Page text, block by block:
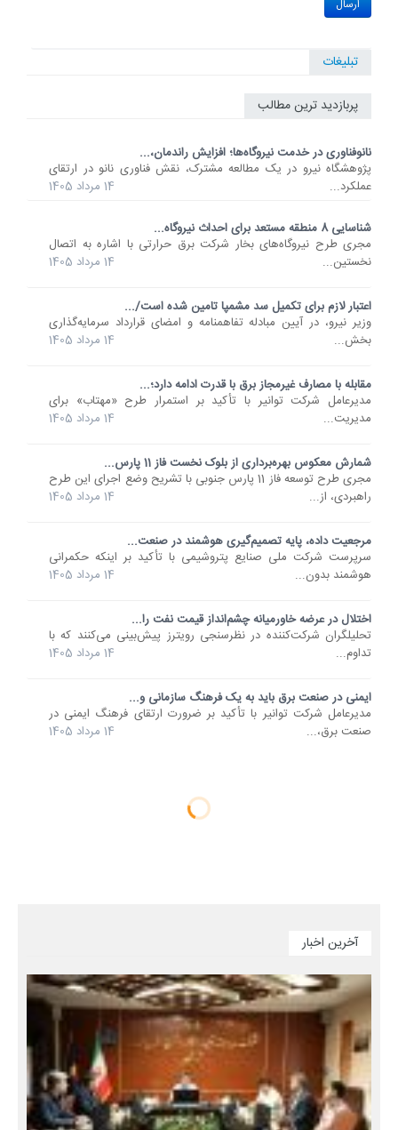
تبلیغات
پربازدید ترین مطالب
نانوفناوری در خدمت نیروگاه‌ها؛ افزایش راندمان،...
پژوهشگاه نیرو در یک مطالعه مشترک، نقش فناوری نانو در ارتقای
عملکرد...
14 مرداد 1405
شناسایی 8 منطقه مستعد برای احداث نیروگاه...
مجری طرح نیروگاه‌های بخار شرکت برق حرارتی با اشاره به اتصال
نخستین...
14 مرداد 1405
اعتبار لازم برای تکمیل سد مشمپا تامین شده است/...
وزیر نیرو، در آیین مبادله تفاهمنامه و امضای قرارداد سرمایه‌گذاری
بخش...
14 مرداد 1405
مقابله با مصارف غیرمجاز برق با قدرت ادامه دارد؛...
مدیرعامل شرکت توانیر با تأکید بر استمرار طرح «مهتاب» برای
مدیریت...
14 مرداد 1405
شمارش معکوس بهره‌برداری از بلوک نخست فاز 11 پارس...
مجری طرح توسعه فاز 11 پارس جنوبی با تشریح وضع اجرای این طرح
راهبردی، از...
14 مرداد 1405
مرجعیت داده، پایه تصمیم‌گیری‌ هوشمند در صنعت...
سرپرست شرکت ملی صنایع پتروشیمی با تأکید بر اینکه حکمرانی
هوشمند بدون...
14 مرداد 1405
اختلال در عرضه خاورمیانه چشم‌انداز قیمت نفت را...
تحلیلگران شرکت‌کننده در نظرسنجی رویترز پیش‌بینی می‌کنند که با
تداوم...
14 مرداد 1405
ایمنی در صنعت برق باید به یک فرهنگ سازمانی و...
مدیرعامل شرکت توانیر با تأکید بر ضرورت ارتقای فرهنگ ایمنی در
صنعت برق،...
14 مرداد 1405
آخرین اخبار